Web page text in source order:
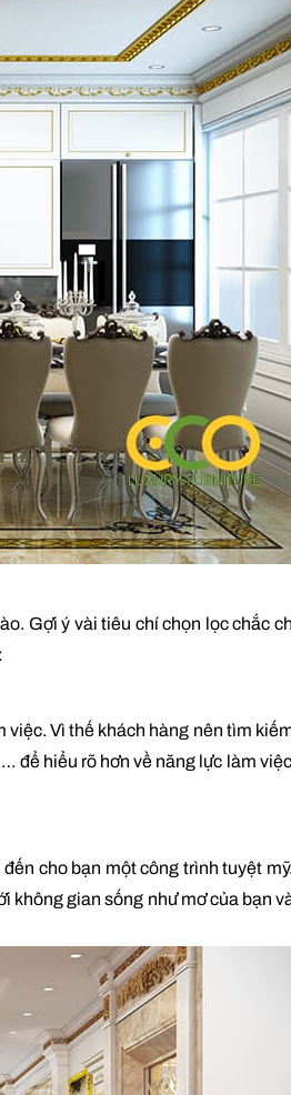
Gợi ý vài tiêu chí chọn lọc chắc
Vì thế khách hàng nên tìm
để hiểu rõ hơn về năng lực làm
cho bạn một công trình tuyệt
không gian sống như mơ của bạn